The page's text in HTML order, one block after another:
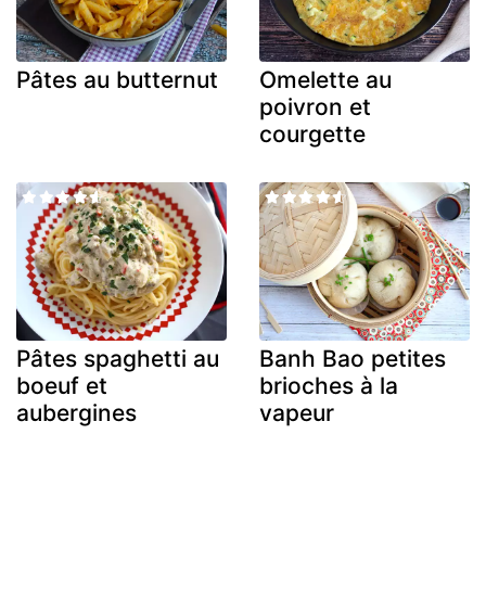
Pâtes au butternut
Omelette au
poivron et
courgette
Pâtes spaghetti au
boeuf et
aubergines
Banh Bao petites
brioches à la
vapeur